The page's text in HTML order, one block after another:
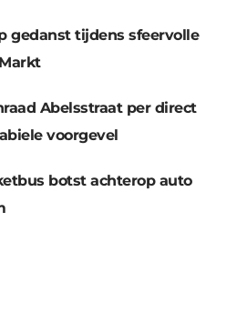
gedanst tijdens sfeervolle
Abelsstraat per direct
voorgevel
botst achterop auto